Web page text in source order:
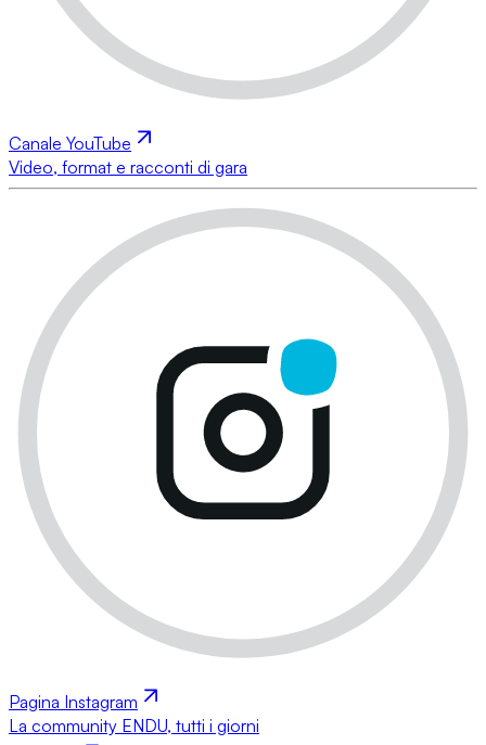
Canale YouTube
Video, format e racconti di gara
Pagina Instagram
La community ENDU, tutti i giorni